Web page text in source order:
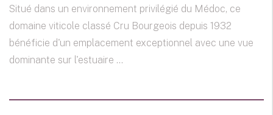
Situé dans un environnement privilégié du Médoc, ce
domaine viticole classé Cru Bourgeois depuis 1932
bénéficie d'un emplacement exceptionnel avec une vue
dominante sur l'estuaire ...